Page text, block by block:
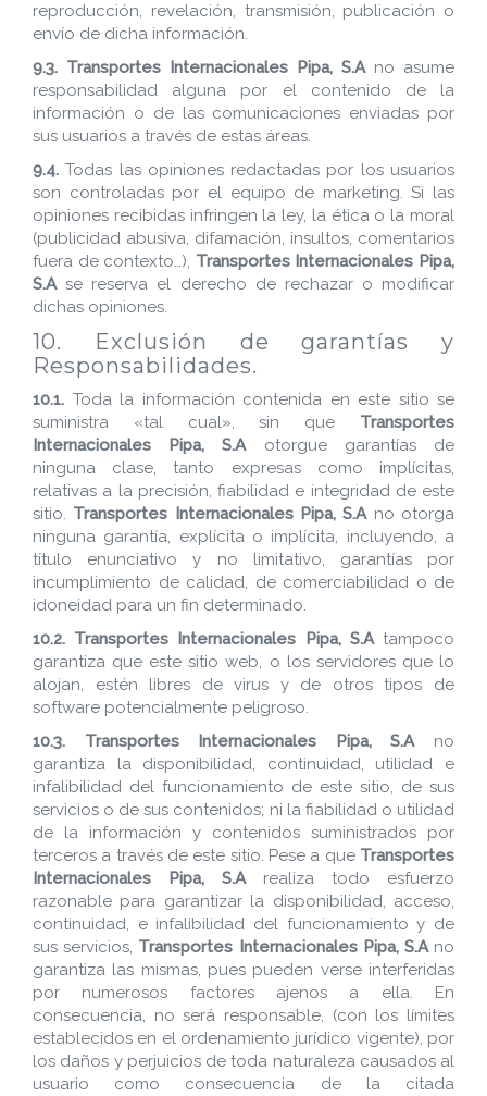
reproducción, revelación, transmisión, publicación o
envío de dicha información.
9.3. Transportes Internacionales Pipa, S.Ano asume
responsabilidad alguna por el contenido de la
información o de las comunicaciones enviadas por
sus usuarios a través de estas áreas.
9.4. Todas las opiniones redactadas por los usuarios
son controladas por el equipo de marketing. Si las
opiniones recibidas infringen la ley, la ética o la moral
(publicidad abusiva, difamación, insultos, comentarios
fuera de contexto…), Transportes Internacionales Pipa,
S.Ase reserva el derecho de rechazar o modificar
dichas opiniones.
10. Exclusión de garantías y
Responsabilidades.
10.1. Toda la información contenida en este sitio se
suministra «tal cual», sin que Transportes
Internacionales Pipa, S.Aotorgue garantías de
ninguna clase, tanto expresas como implícitas,
relativas a la precisión, fiabilidad e integridad de este
sitio. Transportes Internacionales Pipa, S.Ano otorga
ninguna garantía, explícita o implícita, incluyendo, a
título enunciativo y no limitativo, garantías por
incumplimiento de calidad, de comerciabilidad o de
idoneidad para un fin determinado.
10.2. Transportes Internacionales Pipa, S.Atampoco
garantiza que este sitio web, o los servidores que lo
alojan, estén libres de virus y de otros tipos de
software potencialmente peligroso.
10.3.
Transportes Internacionales Pipa, S.Ano
garantiza la disponibilidad, continuidad, utilidad e
infalibilidad del funcionamiento de este sitio, de sus
servicios o de sus contenidos; ni la fiabilidad o utilidad
de la información y contenidos suministrados por
terceros a través de este sitio. Pese a que Transportes
Internacionales Pipa, S.Arealiza todo esfuerzo
razonable para garantizar la disponibilidad, acceso,
continuidad, e infalibilidad del funcionamiento y de
sus servicios, Transportes Internacionales Pipa, S.Ano
garantiza las mismas, pues pueden verse interferidas
por numerosos factores ajenos a ella. En
consecuencia, no será responsable, (con los límites
establecidos en el ordenamiento jurídico vigente), por
los daños y perjuicios de toda naturaleza causados al
usuario como consecuencia de la citada